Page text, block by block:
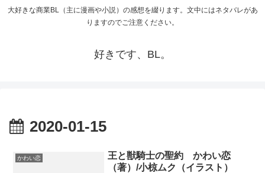
大好きな商業BL（主に漫画や小説）の感想を綴ります。文中にはネタバレがあ
りますのでご注意ください。
好きです、BL。
2020-01-15
かわい恋
王と獣騎士の聖約 かわい恋
（著）/小椋ムク（イラスト）